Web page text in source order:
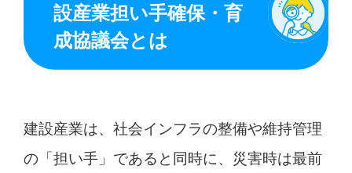
設産業担い手確保・育
成協議会とは
建設産業は、社会インフラの整備や維持管理
の「担い手」であると同時に、災害時は最前